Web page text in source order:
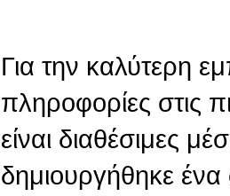
Για την καλύτερη
πληροφορίες στις
είναι διαθέσιμες
δημιουργήθηκε